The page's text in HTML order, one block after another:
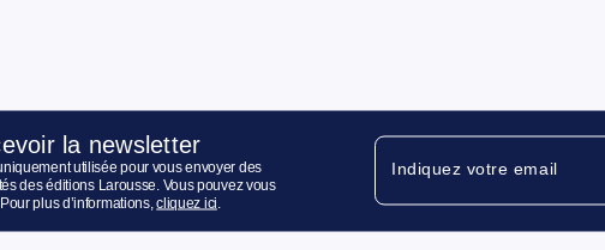
la newsletter
utilisée pour vous envoyer des
des éditions Larousse. Vous pouvez vous
plus d’informations,cliquez ici
Indiquez votre email